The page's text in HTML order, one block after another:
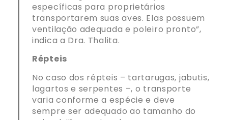
específicas para proprietários
transportarem suas aves. Elas possuem
ventilação adequada e poleiro pronto”,
indica a Dra. Thalita.
Répteis
No caso dos répteis – tartarugas, jabutis,
lagartos e serpentes –, o transporte
varia conforme a espécie e deve
sempre ser adequado ao tamanho do